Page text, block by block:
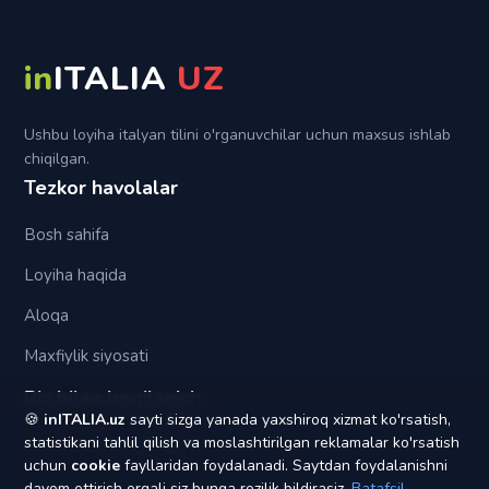
Su
inITALIA UZ
Ushbu loyiha italyan tilini o'rganuvchilar uchun maxsus ishlab
chiqilgan.
Tezkor havolalar
Bosh sahifa
Loyiha haqida
Aloqa
Maxfiylik siyosati
Biz bilan bog'lanish
yagonapochta1@gmail.com
🍪 inITALIA.uz sayti sizga yanada yaxshiroq xizmat ko'rsatish,
statistikani tahlil qilish va moslashtirilgan reklamalar ko'rsatish
uchun cookie fayllaridan foydalanadi. Saytdan foydalanishni